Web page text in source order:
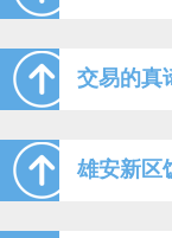
交易的
雄安新区